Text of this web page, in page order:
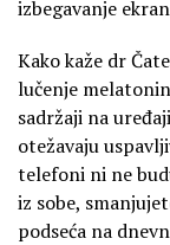
izbegavanje
Kako kaže dr
lučenje
sadržaji na
otežavaju
telefoni ni ne
iz sobe,
podseća na